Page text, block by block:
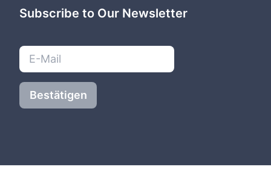
Subscribe to Our Newsletter
Bestätigen